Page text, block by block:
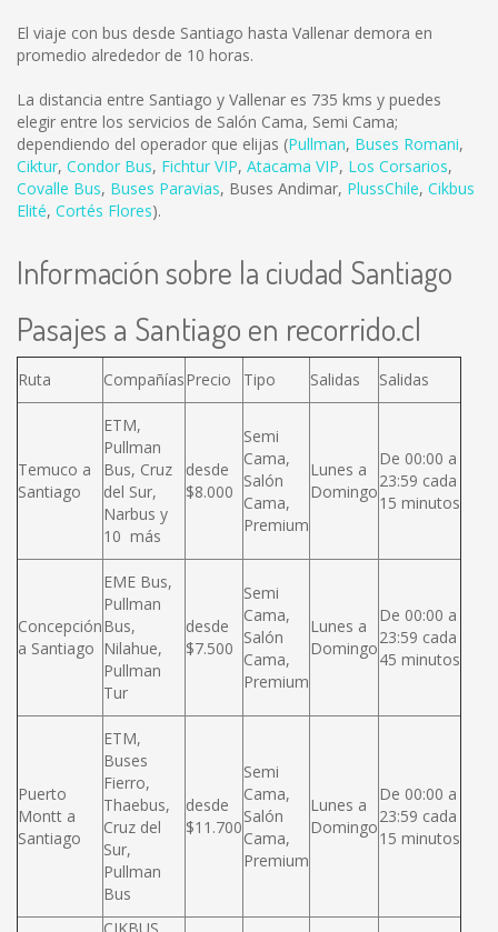
El viaje con bus desde Santiago hasta Vallenar demora en
promedio alrededor de 10 horas.
La distancia entre Santiago y Vallenar es 735 kms y puedes
elegir entre los servicios de Salón Cama, Semi Cama;
dependiendo del operador que elijas (Pullman, Buses Romani,
Ciktur, Condor Bus, Fichtur VIP, Atacama VIP, Los Corsarios,
Covalle Bus, Buses Paravias, Buses Andimar, PlussChile, Cikbus
Elité, Cortés Flores).
Información sobre la ciudad Santiago
Pasajes a Santiago en recorrido.cl
Ruta CompañíasPrecio Tipo Salidas Salidas
Temuco a
Santiago
ETM,
Pullman
Bus, Cruz
del Sur,
Narbus y
10 más
desde
$8.000
Semi
Cama,
Salón
Cama,
Premium
Lunes a
Domingo
De 00:00 a
23:59 cada
15 minutos
Concepción
a Santiago
EME Bus,
Pullman
Bus,
Nilahue,
Pullman
Tur
desde
$7.500
Semi
Cama,
Salón
Cama,
Premium
Lunes a
Domingo
De 00:00 a
23:59 cada
45 minutos
Puerto
Montt a
Santiago
ETM,
Buses
Fierro,
Thaebus,
Cruz del
Sur,
Pullman
Bus
desde
$11.700
Semi
Cama,
Salón
Cama,
Premium
Lunes a
Domingo
De 00:00 a
23:59 cada
15 minutos